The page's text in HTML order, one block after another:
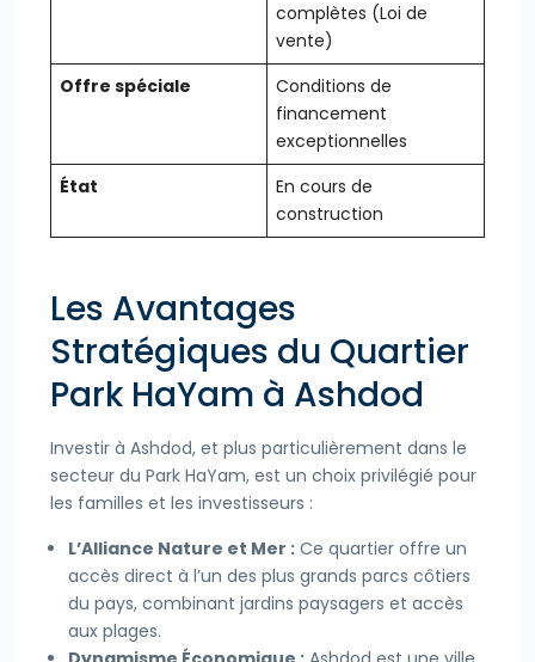
complètes (Loi de
vente)
Offre spéciale
Conditions de
financement
exceptionnelles
État
En cours de
construction
Les Avantages
Stratégiques du Quartier
Park HaYam à Ashdod
Investir à Ashdod, et plus particulièrement dans le
secteur du Park HaYam, est un choix privilégié pour
les familles et les investisseurs :
L’Alliance Nature et Mer : Ce quartier offre un
accès direct à l’un des plus grands parcs côtiers
du pays, combinant jardins paysagers et accès
aux plages.